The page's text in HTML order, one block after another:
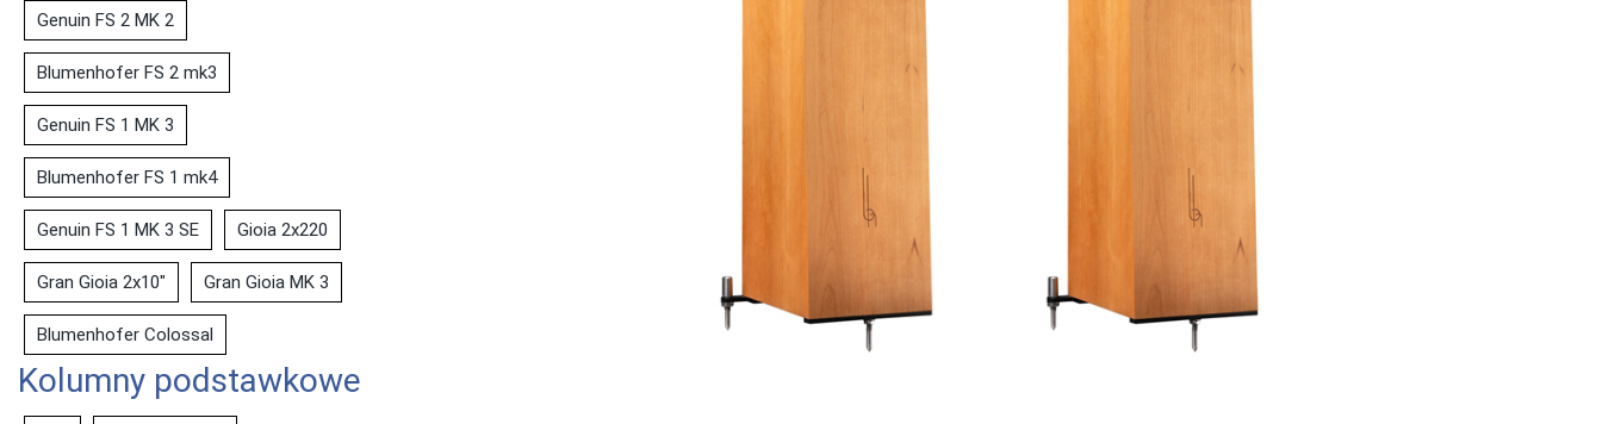
Genuin FS 2 MK 2
Blumenhofer FS 2 mk3
Genuin FS 1 MK 3
Blumenhofer FS 1 mk4
Genuin FS 1 MK 3 SE Gioia 2x220
Gran Gioia 2x10" Gran Gioia MK 3
Blumenhofer Colossal
Kolumny podstawkowe